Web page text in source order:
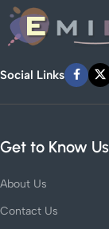
Social Links
Get to Know Us
About Us
Contact Us